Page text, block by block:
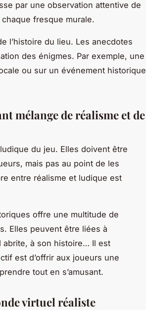
par une observation attentive de
fresque murale.
l’histoire du lieu. Les anecdotes
des énigmes. Par exemple, une
ou sur un événement historique
mélange de réalisme et de
du jeu. Elles doivent être
mais pas au point de les
entre réalisme et ludique est
offre une multitude de
Elles peuvent être liées à
abrite, à son histoire… Il est
est d’offrir aux joueurs une
tout en s’amusant.
virtuel réaliste